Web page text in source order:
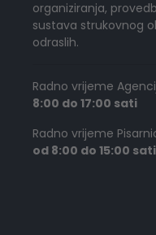
organiziranja,
sustava strukovnog
odraslih.
Radno vrijeme
8:00 do 17:00 sati
Radno vrijeme
od 8:00 do 15:00 sati